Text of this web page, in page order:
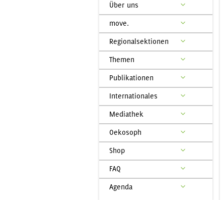
Über uns
move.
Regionalsektionen
Themen
Publikationen
Internationales
Mediathek
Oekosoph
Shop
FAQ
Agenda